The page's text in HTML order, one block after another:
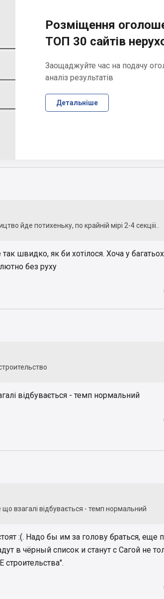
йде потихеньку, по крайній мірі 2-4 секцііі..
швидко, як би хотілося. Хоча у
без руху
відбувається - темп нормальний
взагалі відбувається - темп нормальний
:(. Надо бы им за голову браться, еще
в чёрный список и станут с Сагой не
Розміщення
ТОП 30 сайтів
Заощаджуйте час на подачу
аналіз результатів
Детальніше